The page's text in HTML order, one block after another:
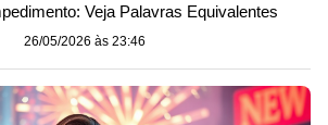
Veja Palavras Equivalentes
26/05/2026 às 23:46